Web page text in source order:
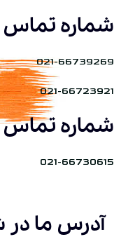
شماره
021-66739269
021-66723921
شماره تماس
021-66730615
آدرس ما